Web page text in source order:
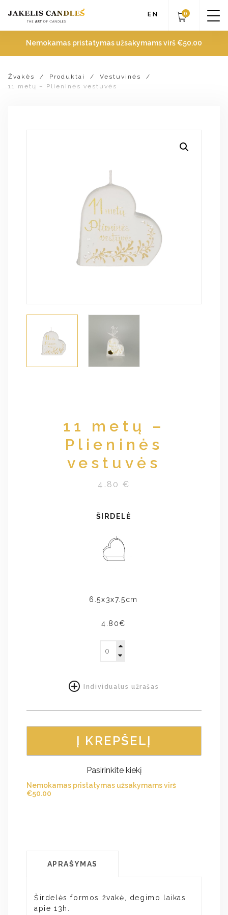
Nemokamas pristatymas užsakymams virš €50.00
EN 0
Žvakės / Produktai / Vestuvinės
/
11 metų – Plieninės vestuvės
11 metų –
Plieninės
vestuvės
4.80 €
ŠIRDELĖ
6.5x3x7.5cm
4.80€
Individualus užrašas
Į KREPŠELĮ
Nemokamas pristatymas užsakymams virš
€50.00
Pasirinkite kiekį
APRAŠYMAS
Širdelės formos žvakė, degimo laikas
apie 13h.